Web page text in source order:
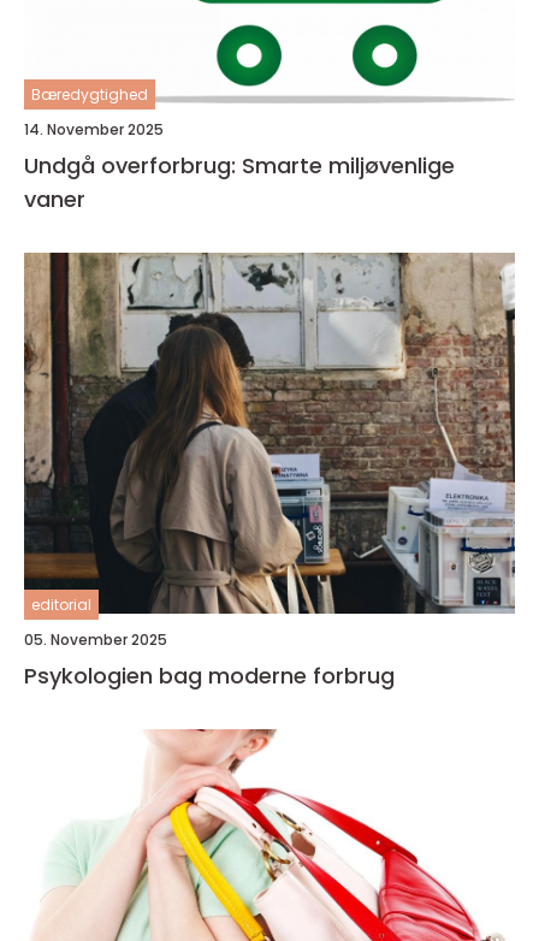
Bæredygtighed
14. November 2025
Undgå overforbrug: Smarte miljøvenlige
vaner
editorial
05. November 2025
Psykologien bag moderne forbrug